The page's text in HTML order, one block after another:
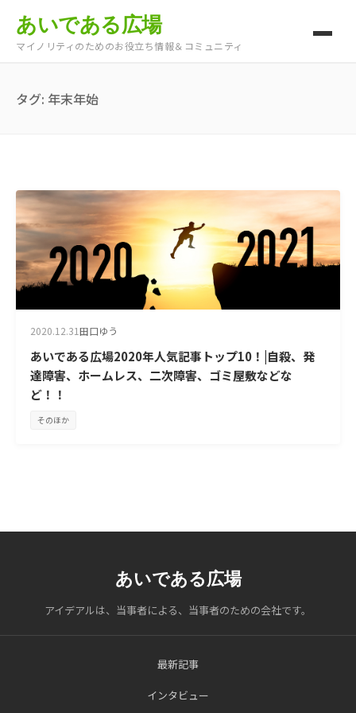
あいである広場
マイノリティのためのお役立ち情報＆コミュニティ
タグ: 年末年始
2020.12.31田口ゆう
あいである広場2020年人気記事トップ10！|自殺、発
達障害、ホームレス、二次障害、ゴミ屋敷などな
ど！！
そのほか
あいである広場
アイデアルは、当事者による、当事者のための会社です。
最新記事
インタビュー